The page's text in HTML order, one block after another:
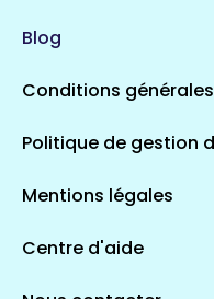
Blog
Conditions
Politique de gestion
Mentions légales
Centre d'aide